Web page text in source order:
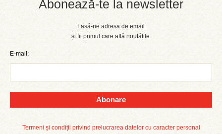
Abonează-te la newsletter
Lasă-ne adresa de email
și fii primul care află noutățile.
E-mail:
Abonare
Termeni și condiții privind prelucrarea datelor cu caracter personal